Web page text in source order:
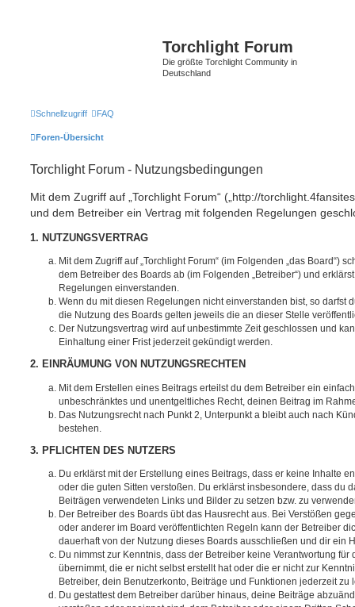
Torchlight Forum
Die größte Torchlight Community in
Deutschland
Schnellzugriff FAQ
Foren-Übersicht
Torchlight Forum - Nutzungsbedingungen
Mit dem Zugriff auf „Torchlight Forum“ („http://
und dem Betreiber ein Vertrag mit folgenden Regelungen
1. NUTZUNGSVERTRAG
Mit dem Zugriff auf „Torchlight Forum“ (im Folgenden „das Board“)
dem Betreiber des Boards ab (im Folgenden „Betreiber“) und
Regelungen einverstanden.
Wenn du mit diesen Regelungen nicht einverstanden bist, so darfst
die Nutzung des Boards gelten jeweils die an dieser Stelle
Der Nutzungsvertrag wird auf unbestimmte Zeit geschlossen und
Einhaltung einer Frist jederzeit gekündigt werden.
2. EINRÄUMUNG VON NUTZUNGSRECHTEN
Mit dem Erstellen eines Beitrags erteilst du dem Betreiber ein
unbeschränktes und unentgeltliches Recht, deinen Beitrag im
Das Nutzungsrecht nach Punkt 2, Unterpunkt a bleibt auch nach
bestehen.
3. PFLICHTEN DES NUTZERS
Du erklärst mit der Erstellung eines Beitrags, dass er keine Inhalte
oder die guten Sitten verstoßen. Du erklärst insbesondere, dass du
Beiträgen verwendeten Links und Bilder zu setzen bzw. zu
Der Betreiber des Boards übt das Hausrecht aus. Bei Verstößen
oder anderer im Board veröffentlichten Regeln kann der Betreiber
dauerhaft von der Nutzung dieses Boards ausschließen und dir ein
Du nimmst zur Kenntnis, dass der Betreiber keine Verantwortung für
übernimmt, die er nicht selbst erstellt hat oder die er nicht zur
Betreiber, dein Benutzerkonto, Beiträge und Funktionen jederzeit zu
Du gestattest dem Betreiber darüber hinaus, deine Beiträge